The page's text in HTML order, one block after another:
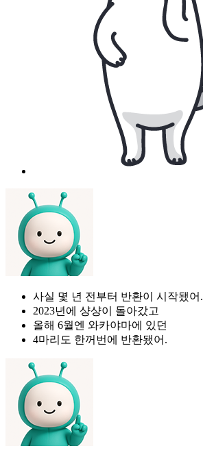
사실 몇 년 전부터 반환이 시작됐어.
2023년에 샹샹이 돌아갔고
올해 6월엔 와카야마에 있던
4마리도 한꺼번에 반환됐어.